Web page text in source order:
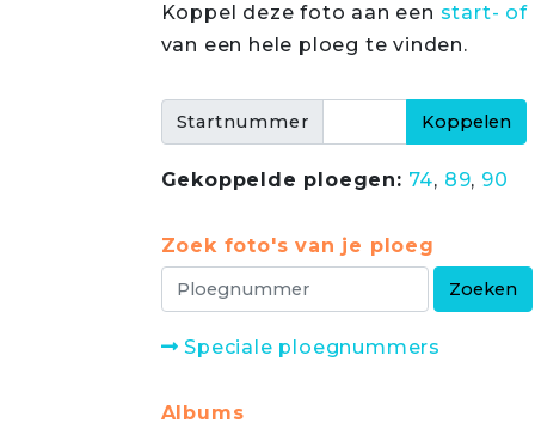
Koppel deze foto aan een start- of
van een hele ploeg te vinden.
Startnummer
Gekoppelde ploegen: 74, 89, 90
Zoek foto's van je ploeg
Speciale ploegnummers
Albums